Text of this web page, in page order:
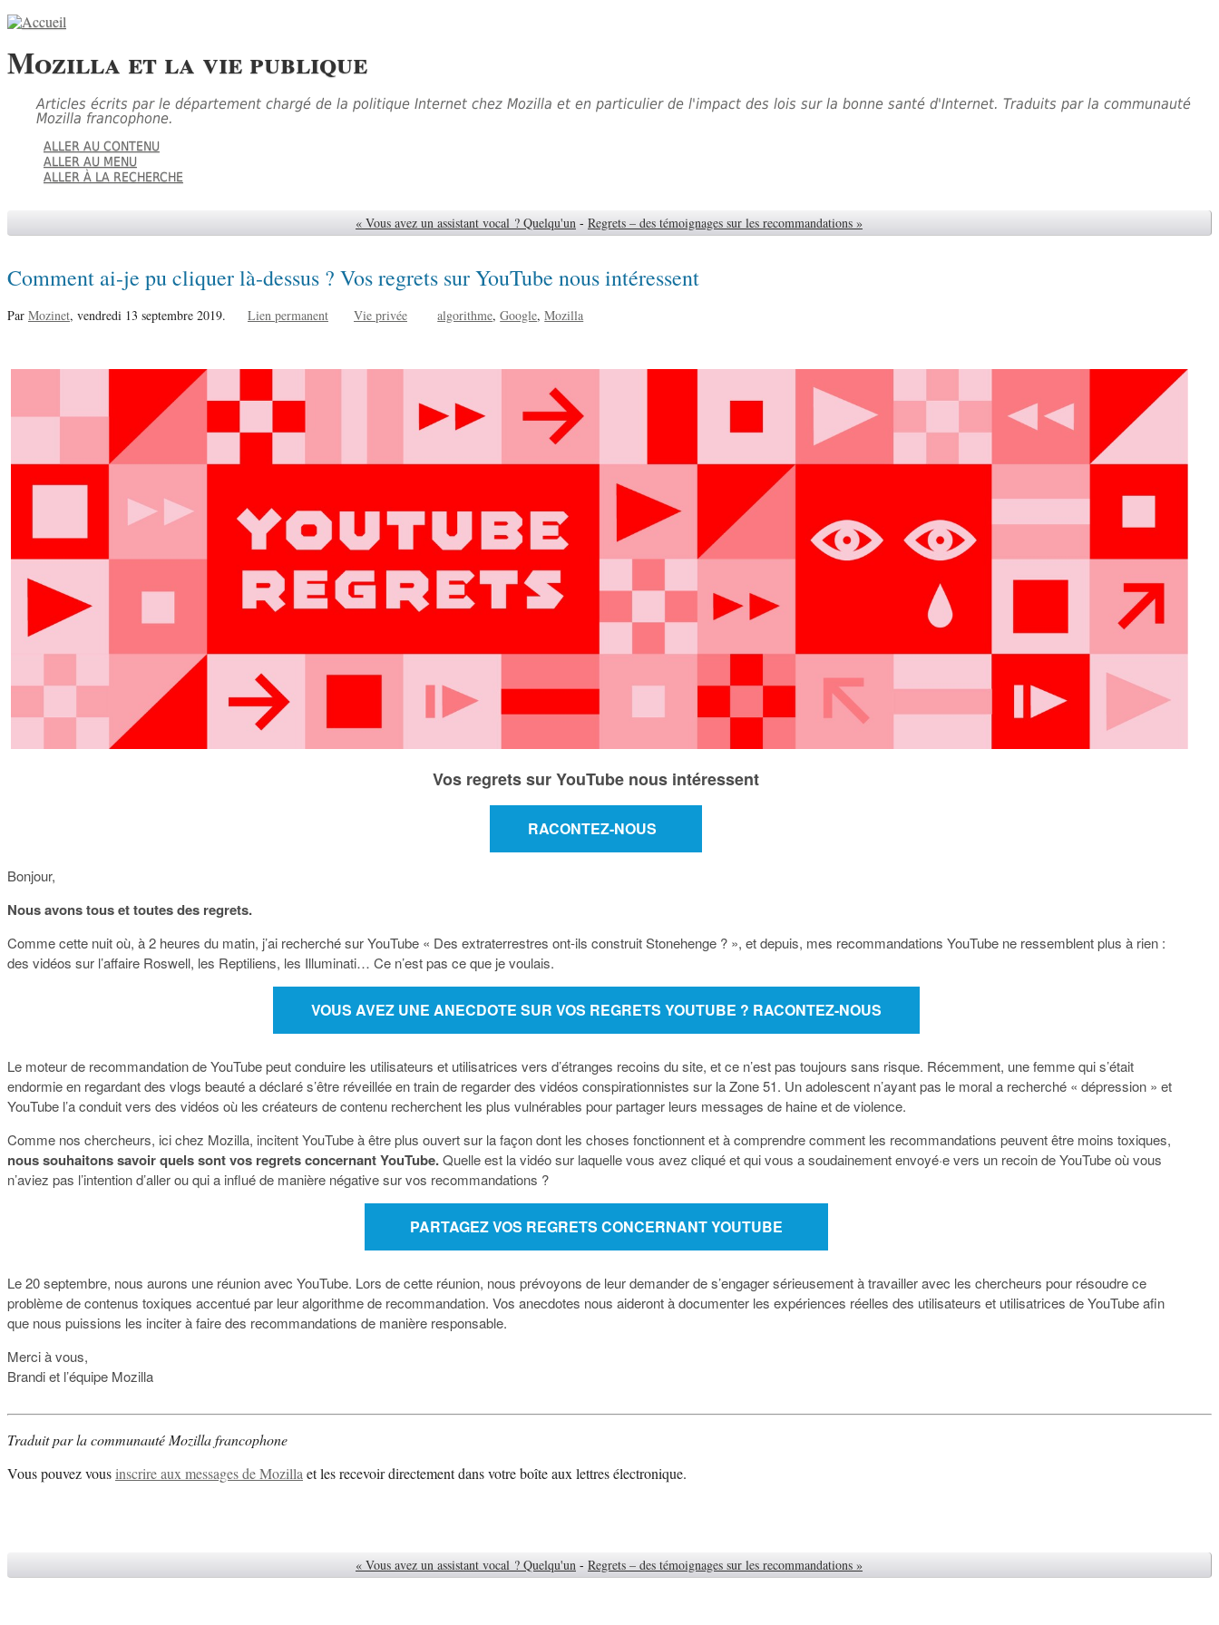
Mozilla et la vie publique
Articles écrits par le département chargé de la politique Internet chez Mozilla et en particulier de l'impact des lois sur la bonne santé d'Internet. Traduits par la communauté
Mozilla francophone.
ALLER AU CONTENU
ALLER AU MENU
ALLER À LA RECHERCHE
« Vous avez un assistant vocal ? Quelqu'un - Regrets – des témoignages sur les recommandations »
Comment ai-je pu cliquer là-dessus ? Vos regrets sur YouTube nous intéressent
Par Mozinet, vendredi 13 septembre 2019. Lien permanent Vie privée algorithme Google Mozilla
Vos regrets sur YouTube nous intéressent
RACONTEZ-NOUS
Bonjour,
Nous avons tous et toutes des regrets.
Comme cette nuit où, à 2 heures du matin, j’ai recherché sur YouTube « Des extraterrestres ont-ils construit Stonehenge ? », et depuis, mes recommandations YouTube ne ressemblent plus à rien :
des vidéos sur l’affaire Roswell, les Reptiliens, les Illuminati… Ce n’est pas ce que je voulais.
VOUS AVEZ UNE ANECDOTE SUR VOS REGRETS YOUTUBE ? RACONTEZ-NOUS
Le moteur de recommandation de YouTube peut conduire les utilisateurs et utilisatrices vers d’étranges recoins du site, et ce n’est pas toujours sans risque. Récemment, une femme qui s’était
endormie en regardant des vlogs beauté a déclaré s’être réveillée en train de regarder des vidéos conspirationnistes sur la Zone 51. Un adolescent n’ayant pas le moral a recherché « dépression » et
YouTube l’a conduit vers des vidéos où les créateurs de contenu recherchent les plus vulnérables pour partager leurs messages de haine et de violence.
Comme nos chercheurs, ici chez Mozilla, incitent YouTube à être plus ouvert sur la façon dont les choses fonctionnent et à comprendre comment les recommandations peuvent être moins toxiques,
nous souhaitons savoir quels sont vos regrets concernant YouTube.Quelle est la vidéo sur laquelle vous avez cliqué et qui vous a soudainement envoyé·e vers un recoin de YouTube où vous
n’aviez pas l’intention d’aller ou qui a influé de manière négative sur vos recommandations ?
PARTAGEZ VOS REGRETS CONCERNANT YOUTUBE
Le 20 septembre, nous aurons une réunion avec YouTube. Lors de cette réunion, nous prévoyons de leur demander de s’engager sérieusement à travailler avec les chercheurs pour résoudre ce
problème de contenus toxiques accentué par leur algorithme de recommandation. Vos anecdotes nous aideront à documenter les expériences réelles des utilisateurs et utilisatrices de YouTube afin
que nous puissions les inciter à faire des recommandations de manière responsable.
Merci à vous,
Brandi et l’équipe Mozilla
Traduit par la communauté Mozilla francophone
Vous pouvez vous inscrire aux messages de Mozilla et les recevoir directement dans votre boîte aux lettres électronique.
« Vous avez un assistant vocal ? Quelqu'un - Regrets – des témoignages sur les recommandations »